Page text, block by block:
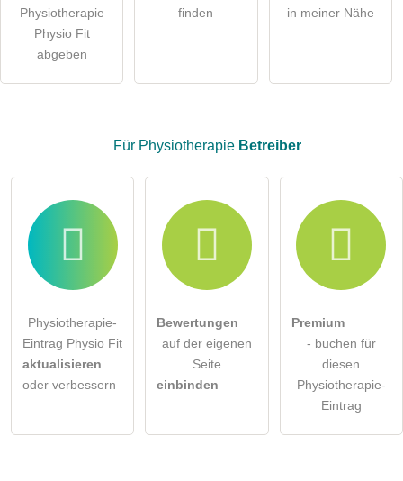
Hinweis: Bitte beachten Sie, öffentliche Fragen sind
Besucher sichtbar
Physiotherapie
Physio Fit
abgeben
finden
in meiner Nähe
Für Physiotherapie Betreiber
Physiotherapie-
Eintrag Physio Fit
aktualisieren
oder verbessern
Bewertungen
auf der eigenen
Seite
einbinden
Premium
- buchen für
diesen
Physiotherapie-
Eintrag